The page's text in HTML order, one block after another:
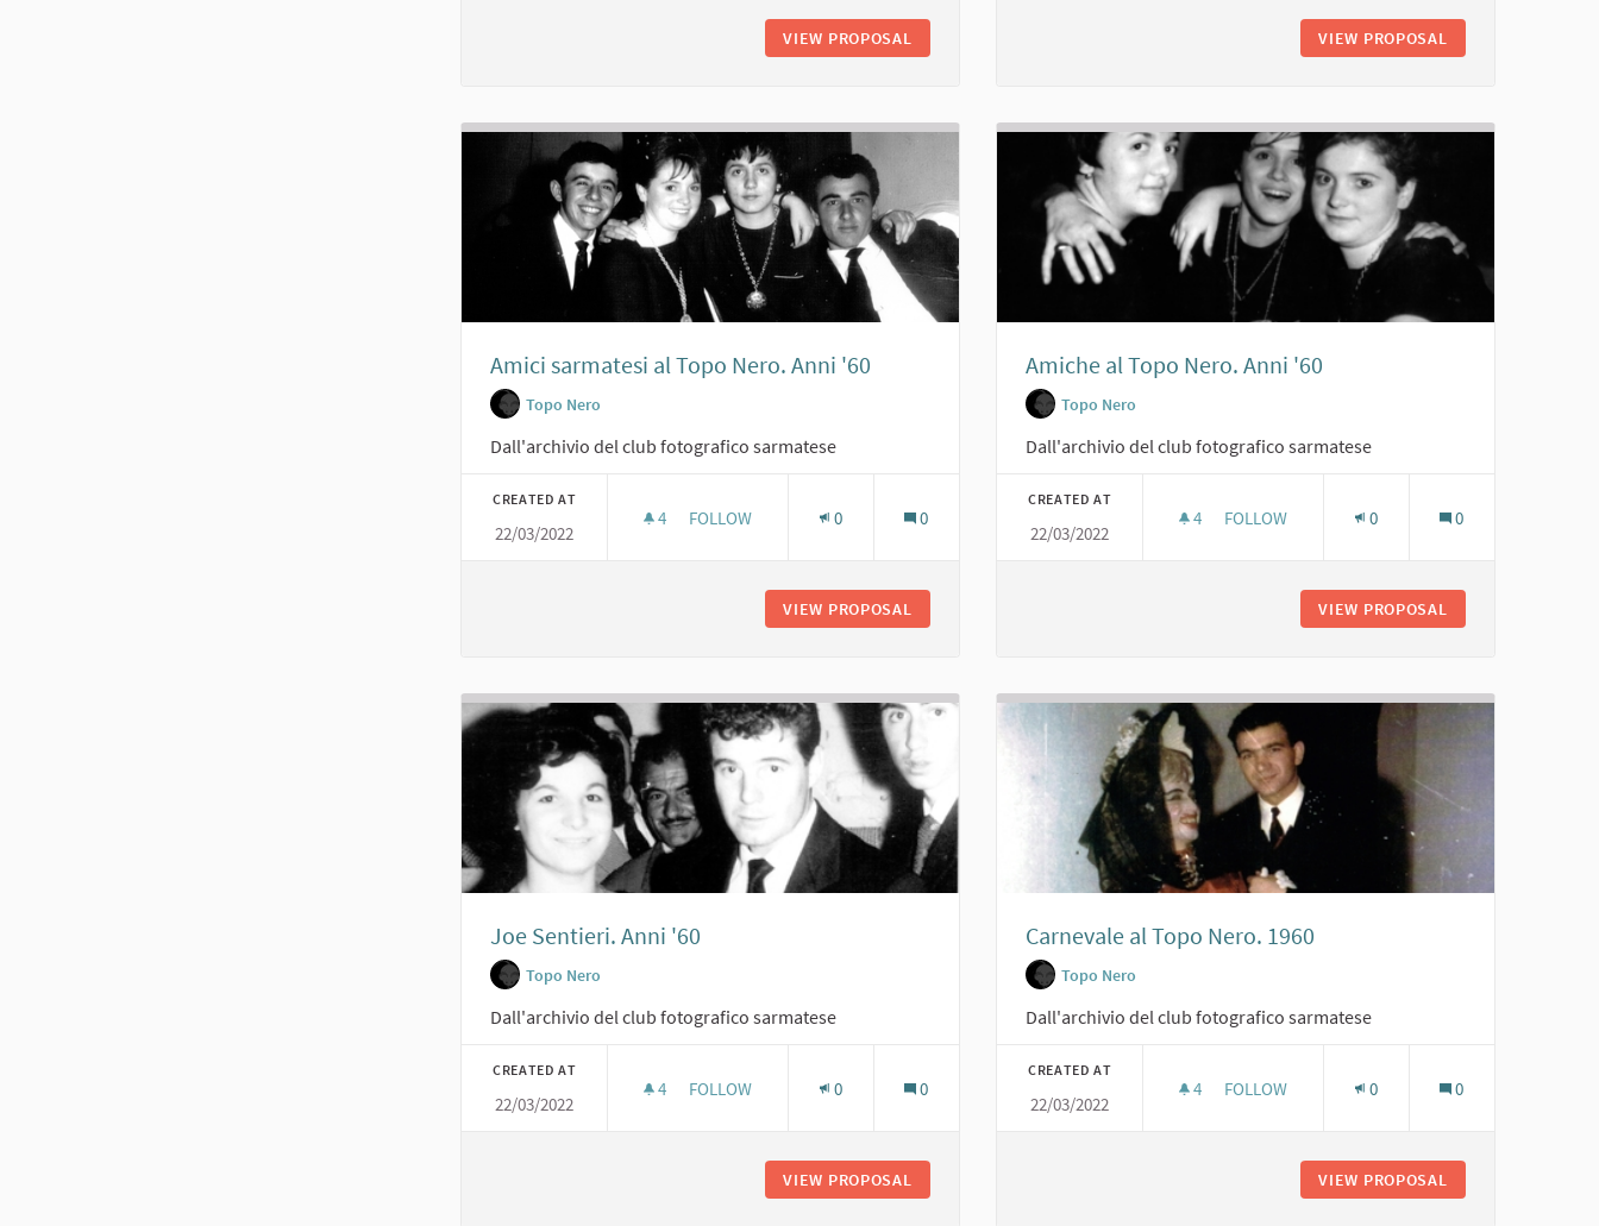
VIEW PROPOSAL ROBERTO VILLA CON AMICI AL TOPO NERO. ANNI '60VIEW PROPOSAL
Amici sarmatesi al Topo Nero. Anni '60
Topo Nero
Dall'archivio del club fotografico sarmatese
CREATED AT
22/03/2022
4 4 FOLLOWERS
FOLLOW 0 0
VIEW PROPOSAL
Amiche al Topo Nero. Anni '60
Topo Nero
Dall'archivio del club fotografico sarmatese
CREATED AT
22/03/2022
4 4 FOLLOWERS
FOLLOW 0 0
VIEW PROPOSAL
Joe Sentieri. Anni '60
Topo Nero
Dall'archivio del club fotografico sarmatese
CREATED AT
22/03/2022
4 4 FOLLOWERS
FOLLOW 0 0
VIEW PROPOSAL
Carnevale al Topo Nero. 1960
Topo Nero
Dall'archivio del club fotografico sarmatese
CREATED AT
22/03/2022
4 4 FOLLOWERS
FOLLOW 0 0
VIEW PROPOSAL